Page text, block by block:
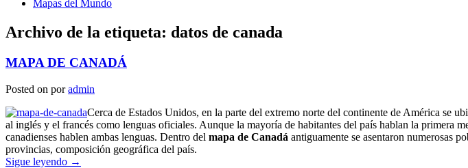
Mapas del Mundo
Archivo de la etiqueta: datos de canada
MAPA DE CANADÁ
Posted on poradmin
Cerca de Estados Unidos, en la parte del extremo norte del continente de América se
al inglés y el francés como lenguas oficiales. Aunque la mayoría de habitantes del país hablan la primera
canadienses hablen ambas lenguas. Dentro del mapa de Canadá antiguamente se asentaron numerosas
provincias, composición geográfica del país.
Sigue leyendo →